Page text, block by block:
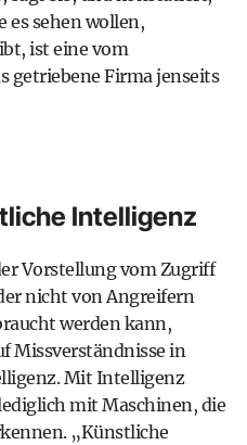
es sehen wollen,
ist eine vom
getriebene Firma jenseits
Intelligenz
Vorstellung vom Zugriff
nicht von Angreifern
werden kann,
Missverständnisse in
Mit Intelligenz
mit Maschinen, die
„Künstliche